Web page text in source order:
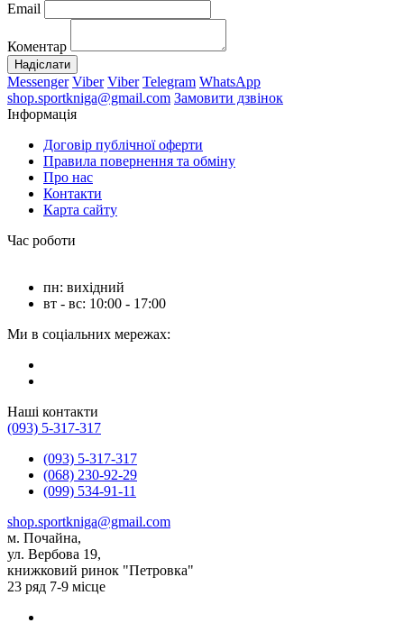
Email
Коментар
Надіслати
Messenger Viber Viber Telegram WhatsApp
shop.sportkniga@gmail.com Замовити дзвінок
Інформація
Договір публічної оферти
Правила повернення та обміну
Про нас
Контакти
Карта сайту
Час роботи
пн: вихідний
вт - вс: 10:00 - 17:00
Ми в соціальних мережах:
Наші контакти
(093) 5-317-317
(093) 5-317-317
(068) 230-92-29
(099) 534-91-11
shop.sportkniga@gmail.com
м. Почайна,
ул. Вербова 19,
книжковий ринок "Петровка"
23 ряд 7-9 місце